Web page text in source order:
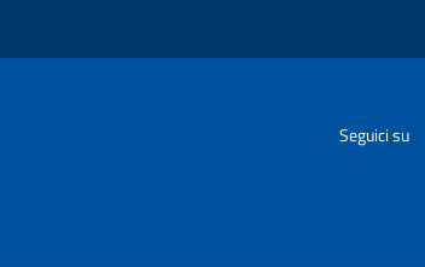
Seguici su